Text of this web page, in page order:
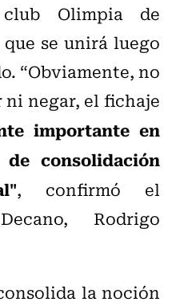
Olimpia de
se unirá luego
“Obviamente, no
ni negar, el fichaje
importante en
consolidación
, confirmó el
Rodrigo
la noción